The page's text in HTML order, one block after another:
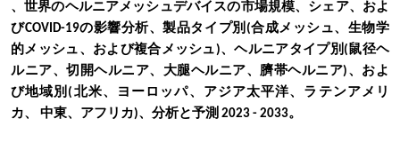
、世界のヘルニアメッシュデバイスの市場規模、シェア、およ
びCOVID-19の影響分析、製品タイプ別(合成メッシュ、生物学
的メッシュ、および複合メッシュ)、ヘルニアタイプ別(鼠径ヘ
ルニア、切開ヘルニア、大腿ヘルニア、臍帯ヘルニア)、およ
び地域別(北米、ヨーロッパ、アジア太平洋、ラテンアメリ
カ、 中東、アフリカ)、分析と予測 2023 - 2033。